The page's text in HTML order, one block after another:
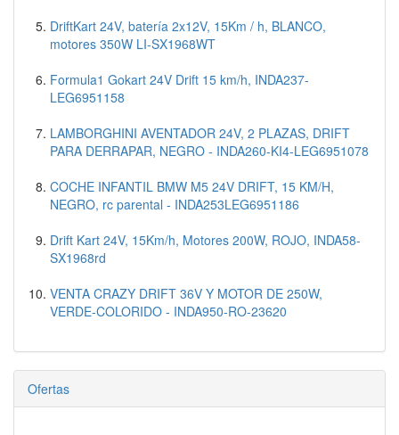
DriftKart 24V, batería 2x12V, 15Km / h, BLANCO,
motores 350W LI-SX1968WT
Formula1 Gokart 24V Drift 15 km/h, INDA237-
LEG6951158
LAMBORGHINI AVENTADOR 24V, 2 PLAZAS, DRIFT
PARA DERRAPAR, NEGRO - INDA260-KI4-LEG6951078
COCHE INFANTIL BMW M5 24V DRIFT, 15 KM/H,
NEGRO, rc parental - INDA253LEG6951186
Drift Kart 24V, 15Km/h, Motores 200W, ROJO, INDA58-
SX1968rd
VENTA CRAZY DRIFT 36V Y MOTOR DE 250W,
VERDE-COLORIDO - INDA950-RO-23620
Ofertas